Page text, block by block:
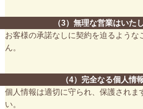
（3）無理な営業はいた
お客様の承諾なしに契約を迫るような
ん。
（4）完全なる個人情
個人情報は適切に守られ、保護されま
い。